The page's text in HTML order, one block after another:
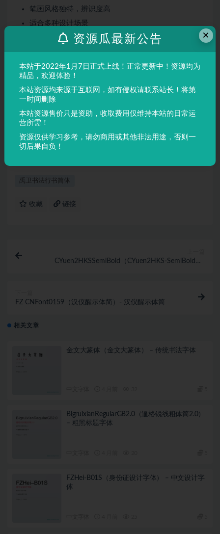
笔画风格独特，辨识度高
适合多种设计场景
屏幕显示与印刷均表现良好
品牌设计、海报制作、广告排版、文创产品、包装设计等
需要独特视觉效果的场景。
声明：本站所有文章，如无特殊说明或标注，均为本站原创发
布。任何个人或组织，在未征得本站同意时，禁止复制、盗用、
采集、发布本站内容到任何网站、书籍等各类媒体平台。如若本
站内容侵犯了原著者的合法权益，可联系我们进行处理。
禹卫书法行书简体
收藏 链接
CYuen2HKSSemiBold（CYuen2HKS-SemiBold）-
FZ CNFont0159（汉仪醒示体简）- 汉仪醒示体简
相关文章
金文大篆体（金文大篆体） – 传统书法字体
BigruixianRegularGB2.0（逼格锐线粗体简2.0）
– 粗黑标题字体
FZHei-B01S（身份证设计字体） – 中文设计字
体
×
资源瓜最新公告
本站于2022年1月7日正式上线！正常更新中！资源均为
精品，欢迎体验！
本站资源均来源于互联网，如有侵权请联系站长！将第
一时间删除
本站资源售价只是资助，收取费用仅维持本站的日常运
营所需！
资源仅供学习参考，请勿商用或其他非法用途，否则一
切后果自负！